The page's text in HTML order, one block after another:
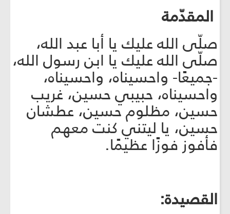
المقدّمة
صلّى الله عليك يا أبا عبد الله،
صلّى الله عليك يا ابن رسول الله،
-جميعًا- واحسيناه، واحسيناه،
واحسيناه، حبيبي حسين، غريب
حسين، مظلوم حسين، عطشان
حسين، يا ليتني كنت معهم
فأفوز فوزًا عظيمًا.
القصيدة: